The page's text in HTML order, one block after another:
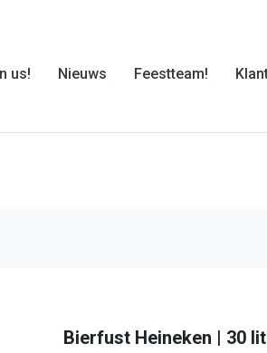
us! Nieuws Feestteam!
Bierfust Heineken | 30